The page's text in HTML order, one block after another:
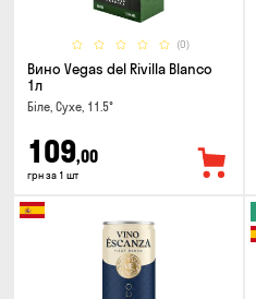
(0)
Вино Vegas del Rivilla Blanco
1л
Біле, Сухе, 11.5°
109,00
грн за 1 шт